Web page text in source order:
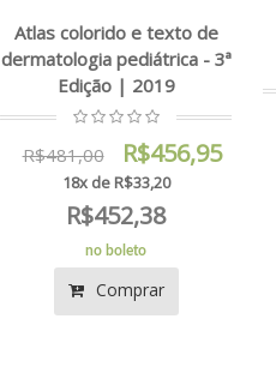
Atlas colorido e texto de
dermatologia pediátrica - 3ª
Edição | 2019
R$481,00 R$456,95
18x de R$33,20
R$452,38
no boleto
Comprar